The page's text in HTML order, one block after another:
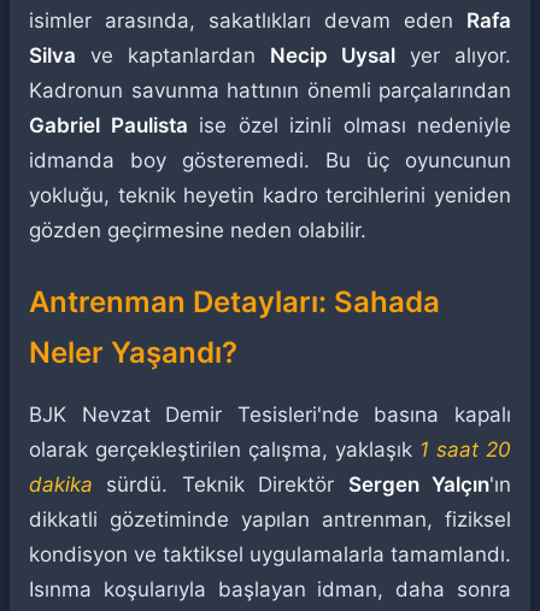
isimler arasında, sakatlıkları devam eden Rafa
Silva ve kaptanlardan Necip Uysal yer alıyor.
Kadronun savunma hattının önemli parçalarından
Gabriel Paulista ise özel izinli olması nedeniyle
idmanda boy gösteremedi. Bu üç oyuncunun
yokluğu, teknik heyetin kadro tercihlerini yeniden
gözden geçirmesine neden olabilir.
Antrenman Detayları: Sahada
Neler Yaşandı?
BJK Nevzat Demir Tesisleri'nde basına kapalı
olarak gerçekleştirilen çalışma, yaklaşık 1 saat 20
dakika sürdü. Teknik Direktör Sergen Yalçın'ın
dikkatli gözetiminde yapılan antrenman, fiziksel
kondisyon ve taktiksel uygulamalarla tamamlandı.
Isınma koşularıyla başlayan idman, daha sonra